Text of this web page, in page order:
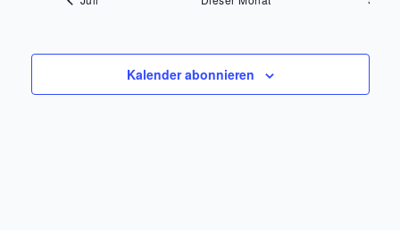
Kalender abonnieren